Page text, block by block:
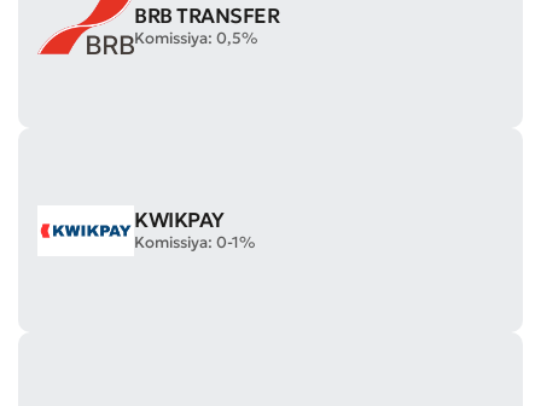
BRB TRANSFER
Komissiya: 0,5%
KWIKPAY
Komissiya: 0-1%